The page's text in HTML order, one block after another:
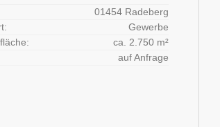
01454 Radeberg
Gewerbe
ca. 2.750 m²
auf Anfrage